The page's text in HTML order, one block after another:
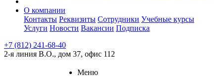
О компании
Контакты Реквизиты Сотрудники Учебные курсы
Услуги Новости Вакансии Подписка
+7 (812) 241-68-40
2-я линия В.О., дом 37, офис 112
Меню